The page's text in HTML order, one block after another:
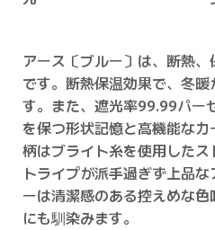
アース〔ブルー〕は、断熱
です。断熱保温効果で、冬
す。また、遮光率99.99パー
を保つ形状記憶と高機能な
柄はブライト糸を使用した
トライプが派手過ぎず上品
ーは清潔感のある控えめな
にも馴染みます。